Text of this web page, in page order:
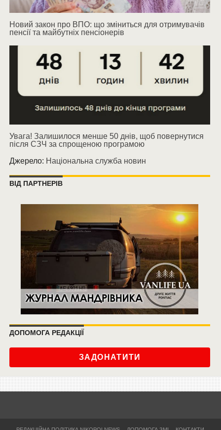
Новий закон про ВПО: що зміниться для отримувачів
пенсії та майбутніх пенсіонерів
Увага! Залишилося менше 50 днів, щоб повернутися
після СЗЧ за спрощеною програмою
Джерело: Національна служба новин
ВІД ПАРТНЕРІВ
ДОПОМОГА РЕДАКЦІЇ
ЗАДОНАТИТИ